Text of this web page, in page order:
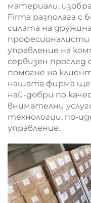
материали,
Firma разполага с
силата на
професионалисти
управление на
сервизен прослед
помогне на
нашата фирма ще
най-добри по
внимателни
технологии, по-
управление.